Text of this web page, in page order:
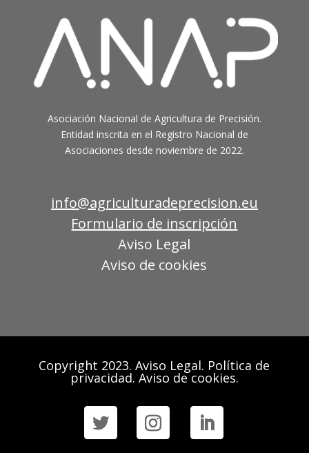
Asociación Nacional de Agricultura de Precisión.
Entidad inscrita en el Registro Nacional de
Asociaciones desde noviembre de 2022.
info@agriculturadeprecision.eu
Formulario de inscripción
Aviso Legal
Aviso de cookies
Copyright 2023. Aviso Legal. Política de
privacidad. Aviso de cookies.